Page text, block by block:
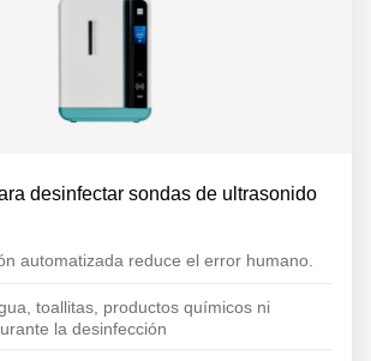
desinfectar sondas de ultrasonido
automatizada reduce el error humano.
toallitas, productos químicos ni
la desinfección